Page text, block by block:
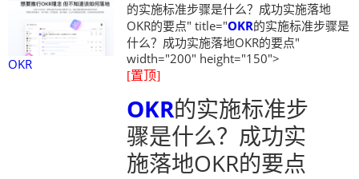
OKR
的实施标准步骤是什么？成功实施落地
OKR的要点" title="OKR的实施标准步骤是
什么？成功实施落地OKR的要点"
width="200" height="150">
[置顶]
OKR的实施标准步
骤是什么？成功实
施落地OKR的要点